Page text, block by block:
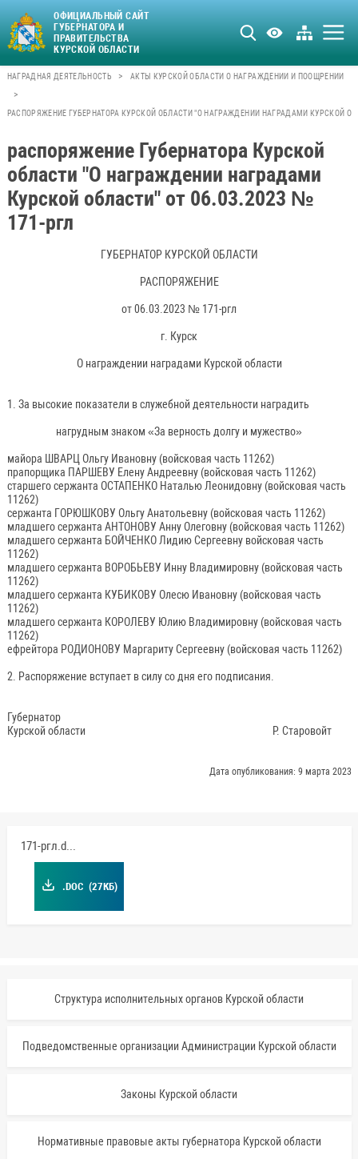
ОФИЦИАЛЬНЫЙ САЙТ
ГУБЕРНАТОРА И
ПРАВИТЕЛЬСТВА
КУРСКОЙ ОБЛАСТИ
НАГРАДНАЯ ДЕЯТЕЛЬНОСТЬ > АКТЫ КУРСКОЙ ОБЛАСТИ О НАГРАЖДЕНИИ И ПООЩРЕНИИ
>
РАСПОРЯЖЕНИЕ ГУБЕРНАТОРА КУРСКОЙ ОБЛАСТИ "О НАГРАЖДЕНИИ НАГРАДАМИ КУРСКОЙ
распоряжение Губернатора Курской
области "О награждении наградами
Курской области" от 06.03.2023 №
171-ргл
ГУБЕРНАТОР КУРСКОЙ ОБЛАСТИ
РАСПОРЯЖЕНИЕ
от 06.03.2023 № 171-ргл
г. Курск
О награждении наградами Курской области
1. За высокие показатели в служебной деятельности наградить
нагрудным знаком «За верность долгу и мужество»
майора ШВАРЦ Ольгу Ивановну (войсковая часть 11262)
прапорщика ПАРШЕВУ Елену Андреевну (войсковая часть 11262)
старшего сержанта ОСТАПЕНКО Наталью Леонидовну (войсковая часть
11262)
сержанта ГОРЮШКОВУ Ольгу Анатольевну (войсковая часть 11262)
младшего сержанта АНТОНОВУ Анну Олеговну (войсковая часть 11262)
младшего сержанта БОЙЧЕНКО Лидию Сергеевну войсковая часть
11262)
младшего сержанта ВОРОБЬЕВУ Инну Владимировну (войсковая часть
11262)
младшего сержанта КУБИКОВУ Олесю Ивановну (войсковая часть
11262)
младшего сержанта КОРОЛЕВУ Юлию Владимировну (войсковая часть
11262)
ефрейтора РОДИОНОВУ Маргариту Сергеевну (войсковая часть 11262)
2. Распоряжение вступает в силу со дня его подписания.
Губернатор
Курской области Р. Старовойт
Дата опубликования: 9 марта 2023
171-ргл.doc
.DOC (27КБ)
Структура исполнительных органов Курской области
Подведомственные организации Администрации Курской области
Законы Курской области
Нормативные правовые акты губернатора Курской области